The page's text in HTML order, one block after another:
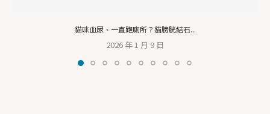
貓咪血尿、一直跑廁所？貓膀胱結石...
2026 年 1 月 9 日